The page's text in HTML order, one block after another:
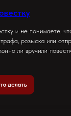
и не понимаете,
розыска или
ли вручили
делать